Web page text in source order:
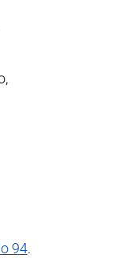
94.